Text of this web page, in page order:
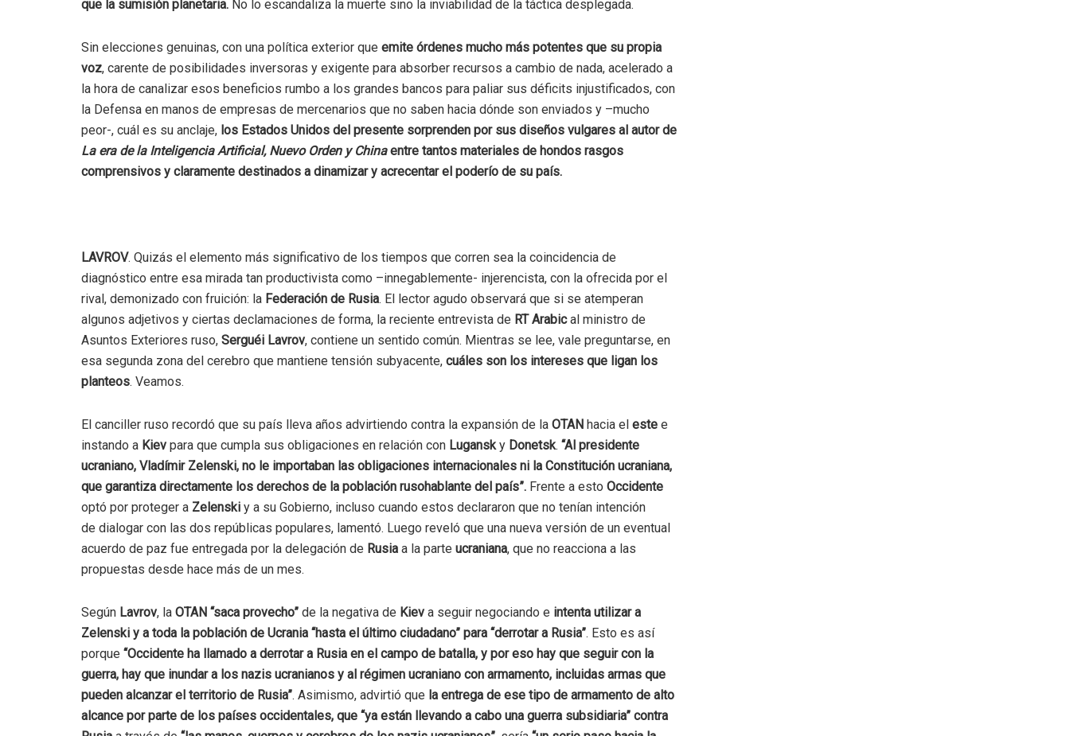
que la sumisión planetaria. No lo escandaliza la muerte sino la inviabilidad de la táctica desplegada.
Sin elecciones genuinas, con una política exterior que emite órdenes mucho más potentes que su propia
voz, carente de posibilidades inversoras y exigente para absorber recursos a cambio de nada, acelerado a
la hora de canalizar esos beneficios rumbo a los grandes bancos para paliar sus déficits injustificados, con
la Defensa en manos de empresas de mercenarios que no saben hacia dónde son enviados y –mucho
peor-, cuál es su anclaje, los Estados Unidos del presente sorprenden por sus diseños vulgares al autor de
La era de la Inteligencia Artificial, Nuevo Orden y Chinaentre tantos materiales de hondos rasgos
comprensivos y claramente destinados a dinamizar y acrecentar el poderío de su país.
LAVROV. Quizás el elemento más significativo de los tiempos que corren sea la coincidencia de
diagnóstico entre esa mirada tan productivista como –innegablemente- injerencista, con la ofrecida por el
rival, demonizado con fruición: la Federación de Rusia. El lector agudo observará que si se atemperan
algunos adjetivos y ciertas declamaciones de forma, la reciente entrevista de RT Arabical ministro de
Asuntos Exteriores ruso, Serguéi Lavrov, contiene un sentido común. Mientras se lee, vale preguntarse, en
esa segunda zona del cerebro que mantiene tensión subyacente, cuáles son los intereses que ligan los
planteos. Veamos.
El canciller ruso recordó que su país lleva años advirtiendo contra la expansión de la OTAN hacia el este e
instando a Kiev para que cumpla sus obligaciones en relación con Lugansky Donetsk. “Al presidente
ucraniano, Vladímir Zelenski, no le importaban las obligaciones internacionales ni la Constitución ucraniana,
que garantiza directamente los derechos de la población rusohablante del país”. Frente a esto Occidente
optó por proteger a Zelenski y a su Gobierno, incluso cuando estos declararon que no tenían intención
de dialogar con las dos repúblicas populares, lamentó. Luego reveló que una nueva versión de un eventual
acuerdo de paz fue entregada por la delegación de Rusia a la parte ucraniana, que no reacciona a las
propuestas desde hace más de un mes.
Según Lavrov, la OTAN “saca provecho” de la negativa de Kiev a seguir negociando e intenta utilizar a
Zelenski y a toda la población de Ucrania “hasta el último ciudadano” para “derrotar a Rusia”. Esto es así
porque “Occidente ha llamado a derrotar a Rusia en el campo de batalla, y por eso hay que seguir con la
guerra, hay que inundar a los nazis ucranianos y al régimen ucraniano con armamento, incluidas armas que
pueden alcanzar el territorio de Rusia”. Asimismo, advirtió que la entrega de ese tipo de armamento de alto
alcance por parte de los países occidentales, que “ya están llevando a cabo una guerra subsidiaria” contra